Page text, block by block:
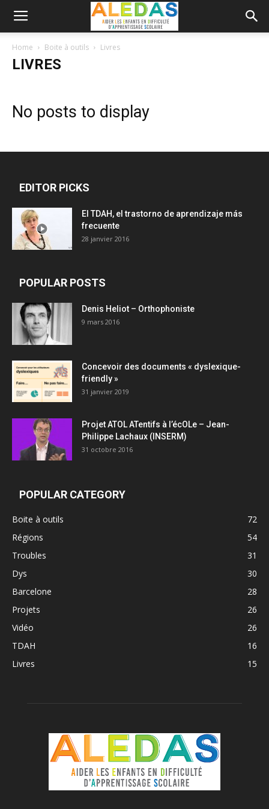
Home Boite à outils Livres
LIVRES
No posts to display
EDITOR PICKS
El TDAH, el trastorno de aprendizaje más
frecuente
28 janvier 2016
POPULAR POSTS
Denis Heliot – Orthophoniste
9 mars 2016
Concevoir des documents « dyslexique-
friendly »
31 janvier 2019
Projet ATOL ATentifs à l’écOLe – Jean-
Philippe Lachaux (INSERM)
31 octobre 2016
POPULAR CATEGORY
Boite à outils
72
Régions
54
Troubles
31
Dys
30
Barcelone
28
Projets
26
Vidéo
26
TDAH
16
Livres
15